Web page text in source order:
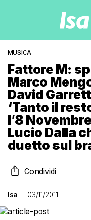
MUSICA
Fattore M:
Marco
David
‘Tanto il
l’8
Lucio Dalla
duetto sul
Condividi
Isa 03/11/2011